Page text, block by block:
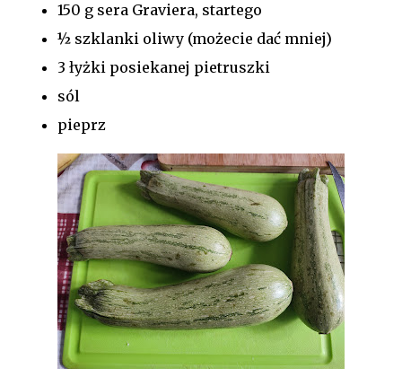
150 g sera Graviera, startego
½ szklanki oliwy (możecie dać mniej)
3 łyżki posiekanej pietruszki
sól
pieprz